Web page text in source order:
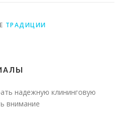
ТРАДИЦИИ
надежную клининговую
внимание